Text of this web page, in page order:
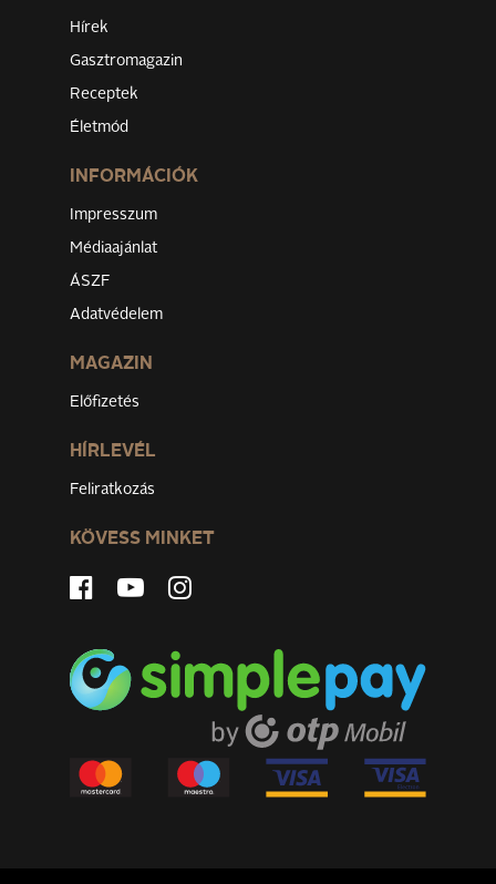
Hírek
Gasztromagazin
Receptek
Életmód
INFORMÁCIÓK
Impresszum
Médiaajánlat
ÁSZF
Adatvédelem
MAGAZIN
Előfizetés
HÍRLEVÉL
Feliratkozás
KÖVESS MINKET